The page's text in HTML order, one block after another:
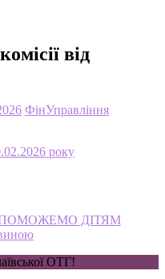
від
ФінУправління
року
ДІТЯМ
ОТГ!